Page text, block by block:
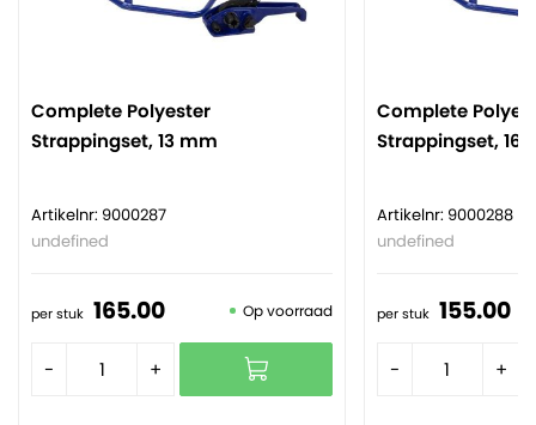
Complete Polyester
Strappingset, 13 mm
Artikelnr: 9000287
undefined
per stuk 165.00 Op voorraad
- +
Complete
Strappingset, 16
Artikelnr: 9000288
undefined
per stuk 155.00
- +